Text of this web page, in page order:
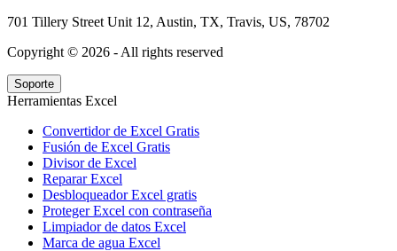
701 Tillery Street Unit 12, Austin, TX, Travis, US, 78702
Copyright © 2026 - All rights reserved
Soporte
Herramientas Excel
Convertidor de Excel Gratis
Fusión de Excel Gratis
Divisor de Excel
Reparar Excel
Desbloqueador Excel gratis
Proteger Excel con contraseña
Limpiador de datos Excel
Marca de agua Excel